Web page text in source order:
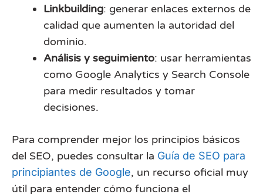
Linkbuilding: generar enlaces externos de
calidad que aumenten la autoridad del
dominio.
Análisis y seguimiento: usar herramientas
como Google Analytics y Search Console
para medir resultados y tomar
decisiones.
Para comprender mejor los principios básicos
del SEO, puedes consultar la Guía de SEO para
principiantes de Google, un recurso oficial muy
útil para entender cómo funciona el